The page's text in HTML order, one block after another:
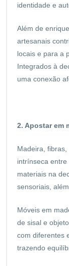
identidade e
Além de
artesanais
locais e para a
Integrados à
uma conexão
2. Apostar em
Madeira,
intrínseca
materiais na
sensoriais,
Móveis em
de sisal e
com diferentes
trazendo